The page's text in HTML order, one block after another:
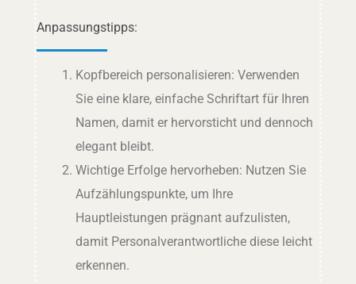
Anpassungstipps:
Kopfbereich personalisieren: Verwenden
Sie eine klare, einfache Schriftart für Ihren
Namen, damit er hervorsticht und dennoch
elegant bleibt.
Wichtige Erfolge hervorheben: Nutzen Sie
Aufzählungspunkte, um Ihre
Hauptleistungen prägnant aufzulisten,
damit Personalverantwortliche diese leicht
erkennen.